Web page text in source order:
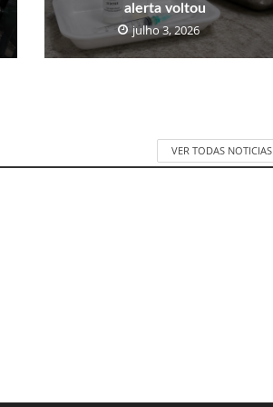
alerta voltou
julho 3, 2026
VER TODAS NOTICIAS